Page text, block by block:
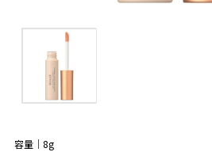
容量｜8g